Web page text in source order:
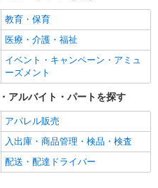
【ソフトバンク】
1450円（経験・能力による） ※
費別途支給（規定あり） ゜
+゜・。○。・゜+゜ 入社祝い金10
ンテ
・゜+゜・。○。・゜+゜
の家電量販店
くなれる携帯販売【docomo】
〜1600円（経験・能力による） ※
教育・保育
医療・介護・福祉
イベント・キャンペーン・アミュ
ーズメント
アルバイト・パートを探す
アパレル販売
入出庫・商品管理・検品・検査
配送・配達ドライバー